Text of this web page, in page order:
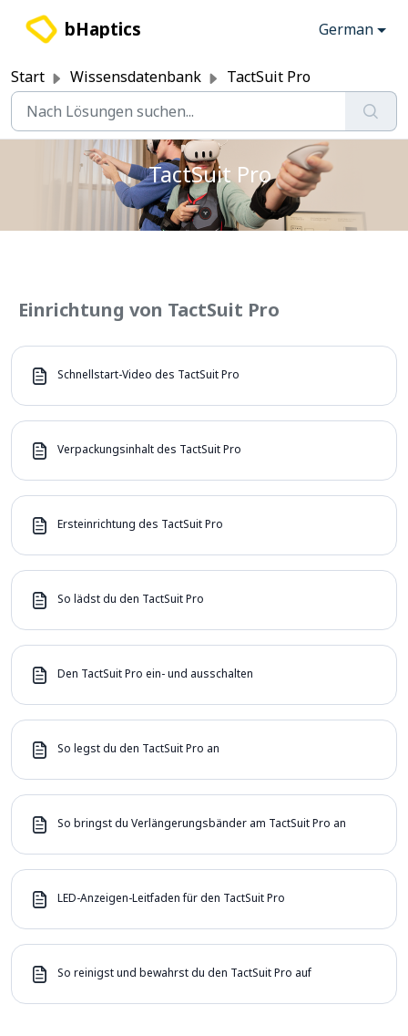
bHaptics German
Start Wissensdatenbank TactSuit Pro
TactSuit Pro
Einrichtung von TactSuit Pro
Schnellstart-Video des TactSuit Pro
Verpackungsinhalt des TactSuit Pro
Ersteinrichtung des TactSuit Pro
So lädst du den TactSuit Pro
Den TactSuit Pro ein- und ausschalten
So legst du den TactSuit Pro an
So bringst du Verlängerungsbänder am TactSuit Pro an
LED-Anzeigen-Leitfaden für den TactSuit Pro
So reinigst und bewahrst du den TactSuit Pro auf